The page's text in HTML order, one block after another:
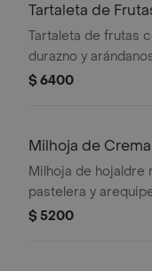
Tartaleta de
Tartaleta de frutas
durazno y
de masa crujiente.
$ 6400
Milhoja de
Milhoja de hojaldre
pastelera y
con azúcar glas.
$ 5200